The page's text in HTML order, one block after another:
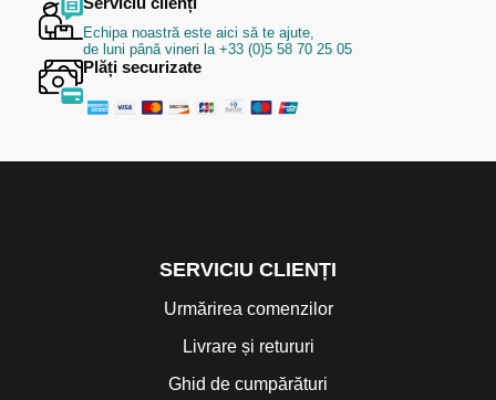
Echipa noastră este aici să te ajute,
de luni până vineri la +33 (0)5 58 70 25 05
Plăți securizate
SERVICIU CLIENȚI
Urmărirea comenzilor
Livrare și retururi
Ghid de cumpărături